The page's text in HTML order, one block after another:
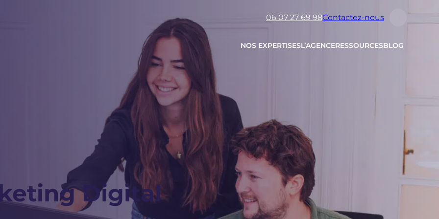
06 07 27 69 98Contactez-nous
NOS EXPERTISESL’AGENCERESSOURCESBLOG
Digital